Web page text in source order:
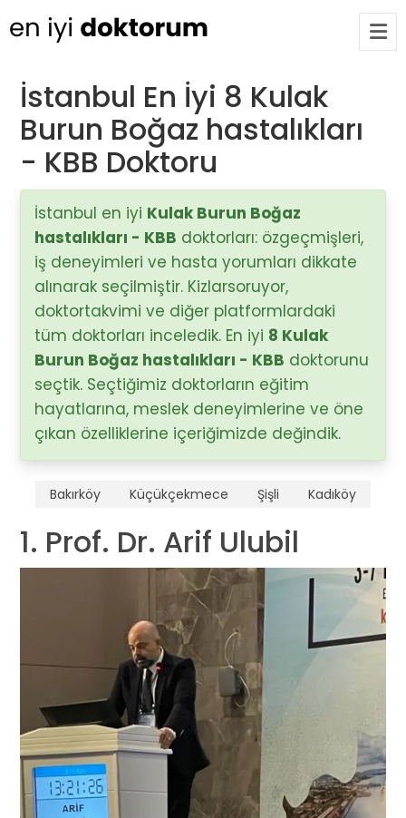
ARA
Op. Dr. Ayşecan Enmutlu
Adana / Seyhan
Doç. Dr. Songül Alemdaroğlu
Adana / Seyhan
Tüm Doktorlar
Tüm doktorları göster
İstanbul En İyi 8 Kulak
Burun Boğaz hastalıkları
- KBB Doktoru
İstanbul en iyi Kulak Burun Boğaz
hastalıkları - KBB doktorları: özgeçmişleri,
iş deneyimleri ve hasta yorumları dikkate
alınarak seçilmiştir. Kizlarsoruyor,
doktortakvimi ve diğer platformlardaki
tüm doktorları inceledik. En iyi 8 Kulak
Burun Boğaz hastalıkları - KBB doktorunu
seçtik. Seçtiğimiz doktorların eğitim
hayatlarına, meslek deneyimlerine ve öne
çıkan özelliklerine içeriğimizde değindik.
Bakırköy Küçükçekmece Şişli Kadıköy
1. Prof. Dr. Arif Ulubil